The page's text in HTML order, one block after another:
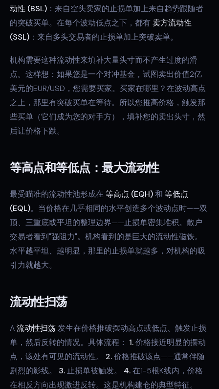
动性 (BSL) ：来自空头卖家的止损单加上来自趋势跟随者
的突破买单。在每个波动低点之下，都有卖方流动性
(SSL) ：来自多头交易者的止损单加上突破卖单。
机构需要这种流动性来填补大量头寸而不产生过度的滑
点。这样想：如果您是一个对冲基金，试图卖出价值2亿
美元的EUR/USD，您需要买家。买家在哪里？在波动高点
之上，那里有突破买单在等待。所以您推高价格，触发那
些买单（它们成为您的对手方），填补您的卖出头寸，然
后让价格下跌。
等高点和等低点：最大流动性
最受瞄准的流动性池形成在 等高点 (EQH)和 等低点
(EQL)。当价格在几乎相同的水平创造多个波动点时——双
顶、三重底或平坦的整理边界——止损单密集堆积。散户
交易者看到"强阻力"。机构看到的是巨大的流动性磁铁。
水平越平坦、越明显，那里的止损单就越多，对机构的吸
引力就越大。
流动性扫荡
A流动性扫荡发生在价格推破摆动高点或低点、触发止损
单，然后反转的情况。具体流程： 1.价格接近明显的摆动
点，该处有可见的流动性。 2.价格推破该点——通常伴随
剧烈的影线。 3. 止损单被触发。 4.在1-5根K线内，价格
在相反方向出现激进反转。这是机构建仓的典型特征。